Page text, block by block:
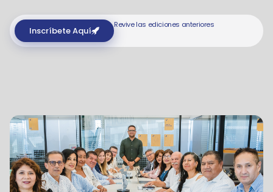
Inscríbete Aquí
Revive las ediciones anteriores